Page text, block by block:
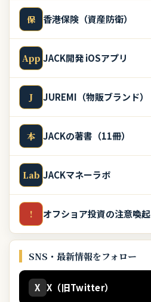
保 香港保険（資産防衛）
App JACK開発 iOSアプリ
J JUREMI（物販ブランド）
本 JACKの著書（11冊）
Lab JACKマネーラボ
! オフショア投資の注意喚起
SNS・最新情報をフォロー
X X（旧Twitter）